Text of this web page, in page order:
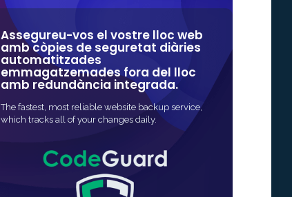
Assegureu-vos el vostre lloc web
amb còpies de seguretat diàries
automatitzades
emmagatzemades fora del lloc
amb redundància integrada.
The fastest, most reliable website backup service,
which tracks all of your changes daily.
d'algunes
confiades
La forma més